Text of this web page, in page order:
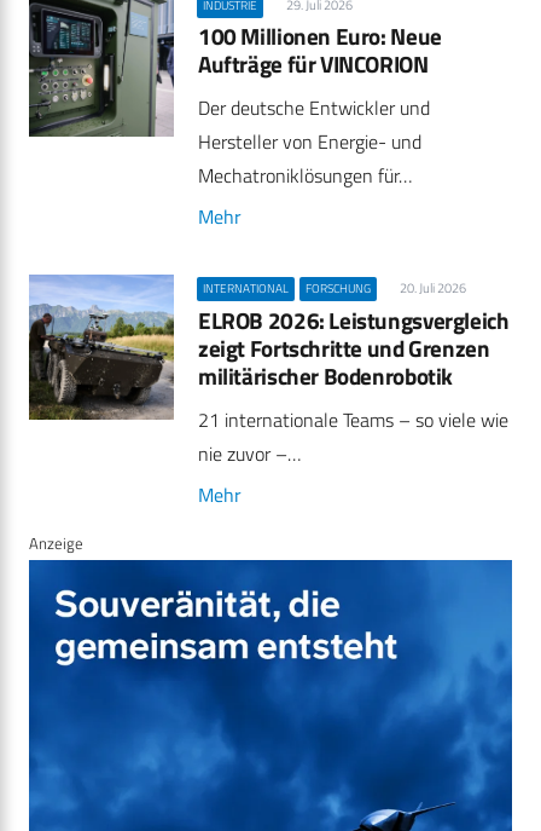
INDUSTRIE 29. Juli 2026
100 Millionen Euro: Neue
Aufträge für VINCORION
Der deutsche Entwickler und
Hersteller von Energie- und
Mechatroniklösungen für…
Mehr
INTERNATIONAL FORSCHUNG 20. Juli 2026
ELROB 2026: Leistungsvergleich
zeigt Fortschritte und Grenzen
militärischer Bodenrobotik
21 internationale Teams – so viele wie
nie zuvor –…
Mehr
Anzeige